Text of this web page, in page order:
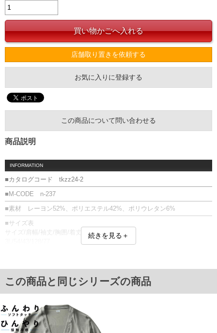
店舗取り置きを依頼する
お気に入りに登録する
この商品について問い合わせる
商品説明
INFORMATION
■カタログコード tkzz24-2
■M-CODE n-237
■素材 レーヨン52%、ポリエステル42%、ポリウレタン6%
■サイズ表
サイズ/肩幅/袖丈/胸囲/着丈
6L/63/44/146/86
単位はcm
下着(肌着)やワイシャツは商品の性質上、返品交換不可とさせて頂いております。予め
ご了承くださいませ。
※【ボトムの裾上げをご希望の場合】
続きを見る＋
この商品と同じシリーズの商品